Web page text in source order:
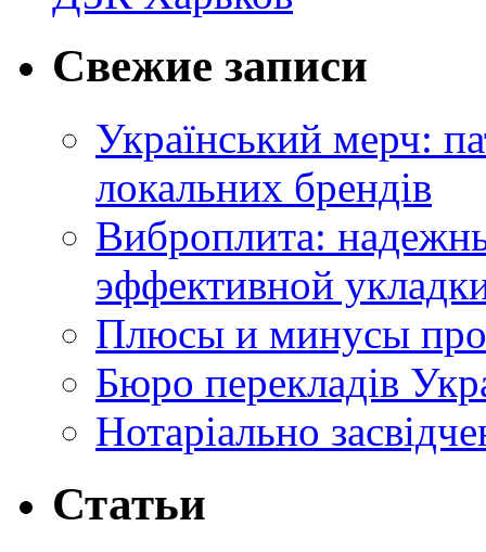
Свежие записи
Український мерч:
локальних брендів
Виброплита:
эффективной
Плюсы и минусы
Бюро перекладів
Нотаріально
Статьи